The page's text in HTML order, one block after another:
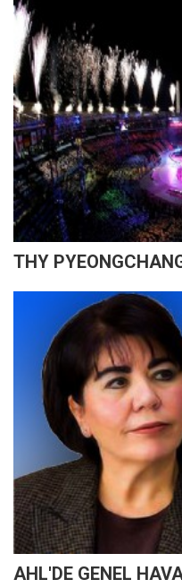
THY
AHL'DE GENEL